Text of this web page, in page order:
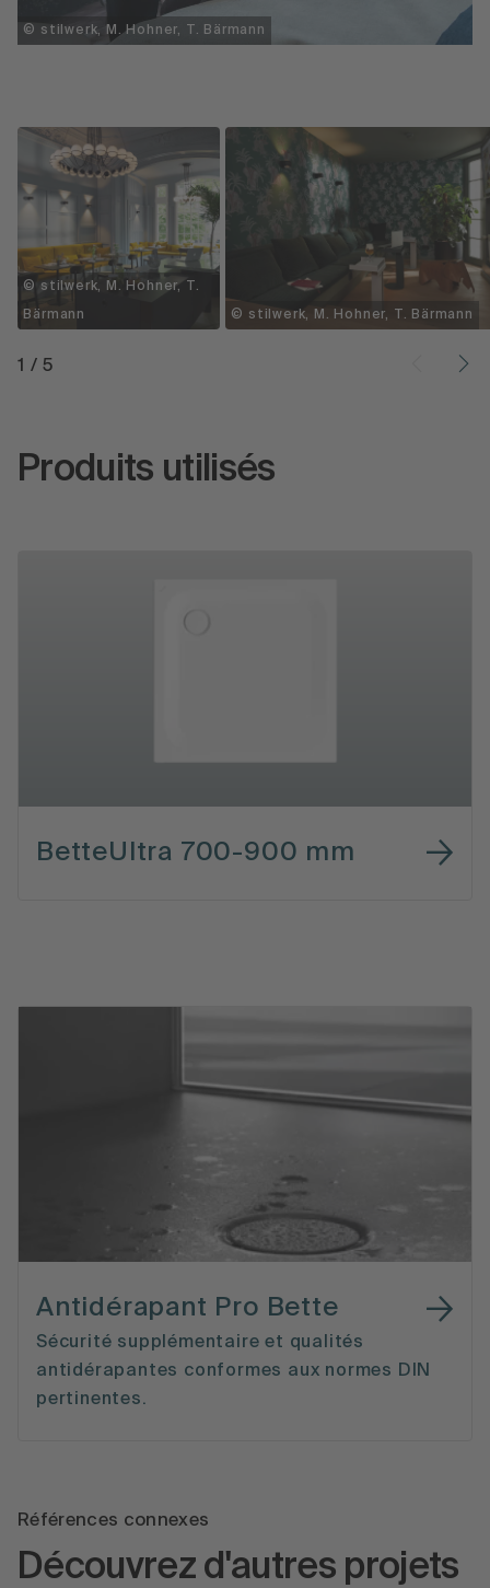
© stilwerk, M. Hohner, T. Bärmann
© stilwerk, M. Hohner, T.
Bärmann © stilwerk, M. Hohner, T. Bärmann
1 /5
Produits utilisés
BetteUltra 700-900 mm
Antidérapant Pro Bette
Sécurité supplémentaire et qualités
antidérapantes conformes aux normes DIN
pertinentes.
Références connexes
Découvrez d'autres projets